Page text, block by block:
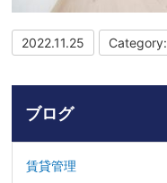
2022.11.25 Category:
ブログ
賃貸管理